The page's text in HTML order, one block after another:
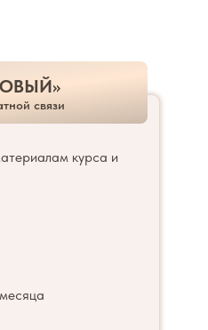
курса и
связи